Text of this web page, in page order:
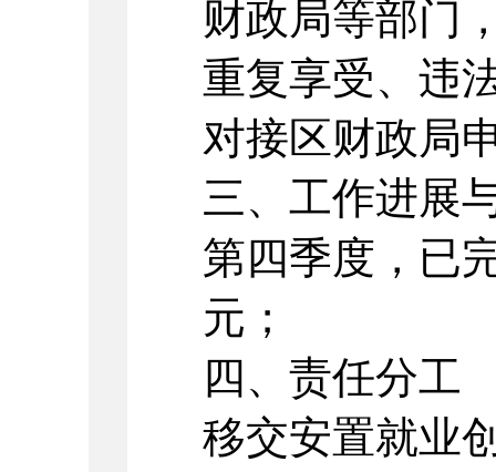
财政局等部门
重复享受、违
对接区财政局
三、工作进展
第四季度，已
元；
四、责任分工
移交安置就业